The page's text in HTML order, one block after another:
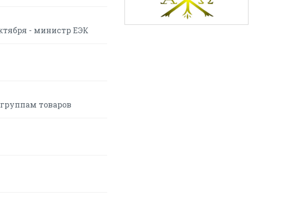
- министр ЕЭК
товаров